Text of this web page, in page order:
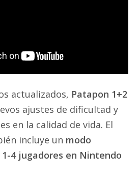
actualizados, Patapon 1+2
ajustes de dificultad y
en la calidad de vida. El
incluye un modo
4 jugadores en Nintendo